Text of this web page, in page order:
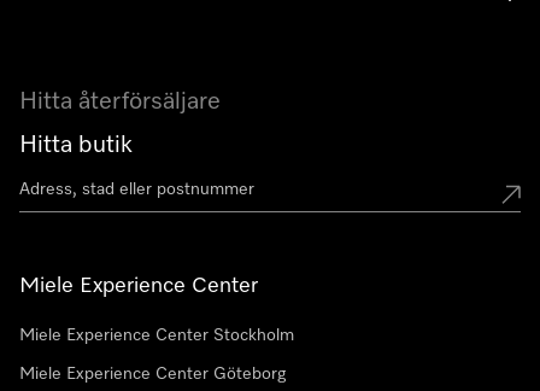
Hitta återförsäljare
Hitta butik
Miele Experience Center
Miele Experience Center Stockholm
Miele Experience Center Göteborg